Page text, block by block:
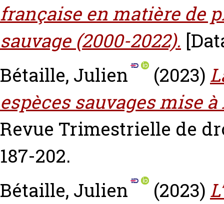
française en matière de
sauvage (2000-2022).
Bétaille, Julien
(2023)
espèces sauvages mise
Revue Trimestrielle de
187-202.
Bétaille, Julien
(2023)